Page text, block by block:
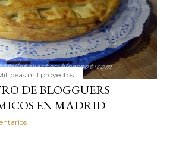
ideas mil proyectos
DE BLOGGUERS
EN MADRID